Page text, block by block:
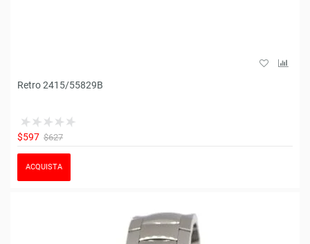
Retro 2415/55829B
$597 $627
ACQUISTA